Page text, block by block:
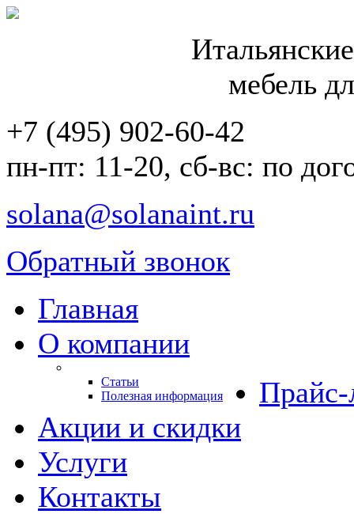
мебель
+7 (495) 902-60-42
пн-пт: 11-20, сб-вс: по
solana@solanaint.ru
Обратный звонок
Главная
О компании
Статьи
Полезная информация
Прайс-
Акции и скидки
Услуги
Контакты